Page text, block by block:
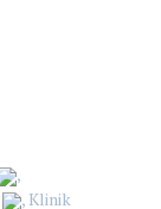
,
, Klinik